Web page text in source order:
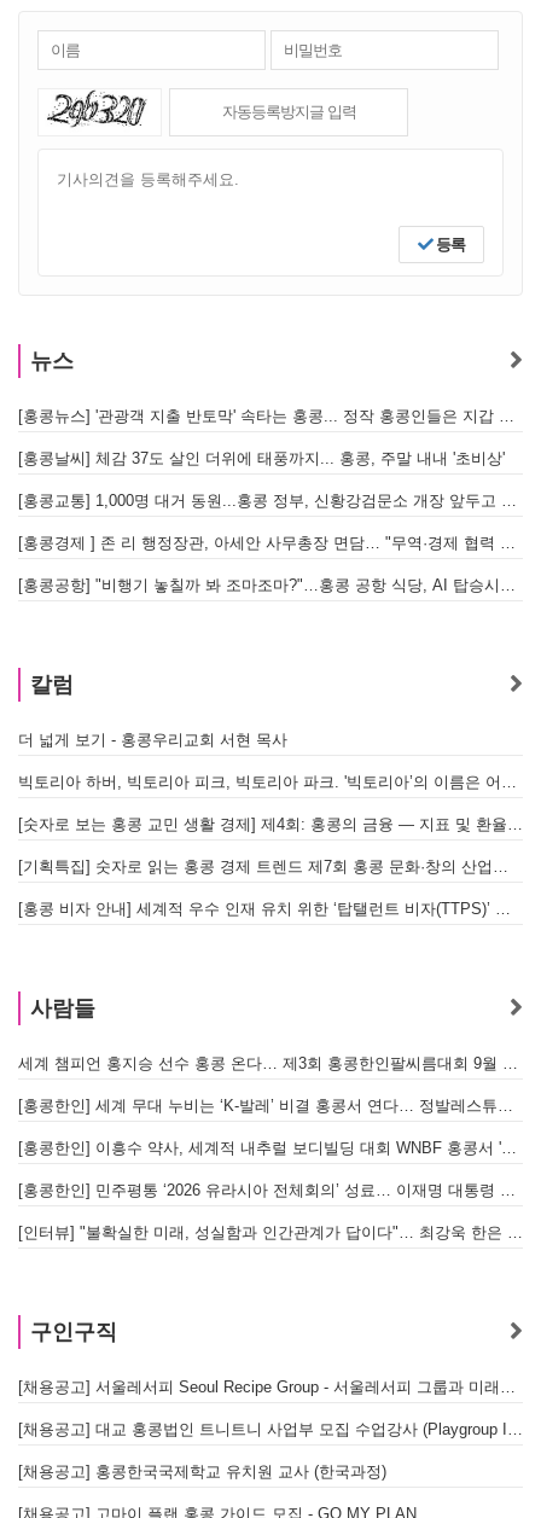
등록
뉴스
[홍콩날씨] 체감 37도 살인 더위에 태풍까지... 홍콩, 주말 내내 '초비상'
칼럼
더 넓게 보기 - 홍콩우리교회 서현 목사
사람들
구인구직
[채용공고] 홍콩한국국제학교 유치원 교사 (한국과정)
[채용공고] 고마이 플랜 홍콩 가이드 모집 - GO MY PLAN